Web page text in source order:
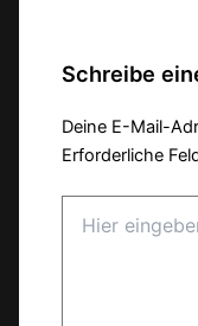
Schreibe
Deine E-Mail-
Erforderliche
eingeben…